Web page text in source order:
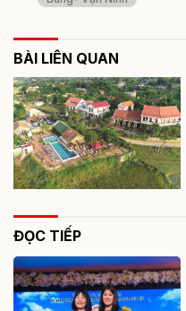
BÀI LIÊN QUAN
ĐỌC TIẾP